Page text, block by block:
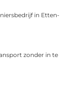
in Etten-
zonder in te